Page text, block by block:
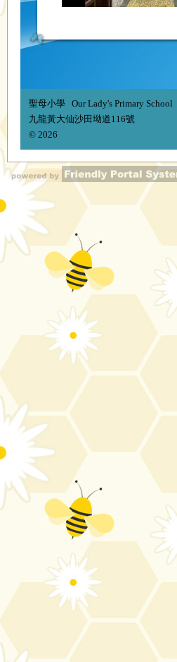
聖母小學 Our Lady's Primary School
九龍黃大仙沙田坳道116號
© 2026